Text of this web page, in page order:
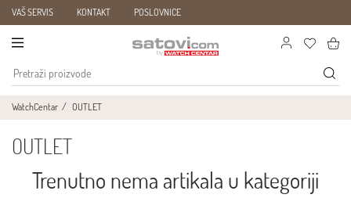
VAŠ SERVIS KONTAKT POSLOVNICE
WatchCentar OUTLET
OUTLET
Trenutno nema artikala u kategoriji